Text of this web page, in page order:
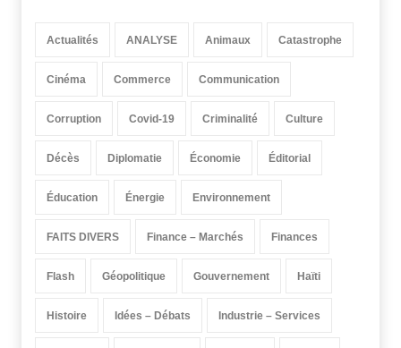
Actualités ANALYSE Animaux Catastrophe
Cinéma Commerce Communication
Corruption Covid-19 Criminalité Culture
Décès Diplomatie Économie Éditorial
Éducation Énergie Environnement
FAITS DIVERS Finance – Marchés Finances
Flash Géopolitique Gouvernement Haïti
Histoire Idées – Débats Industrie – Services